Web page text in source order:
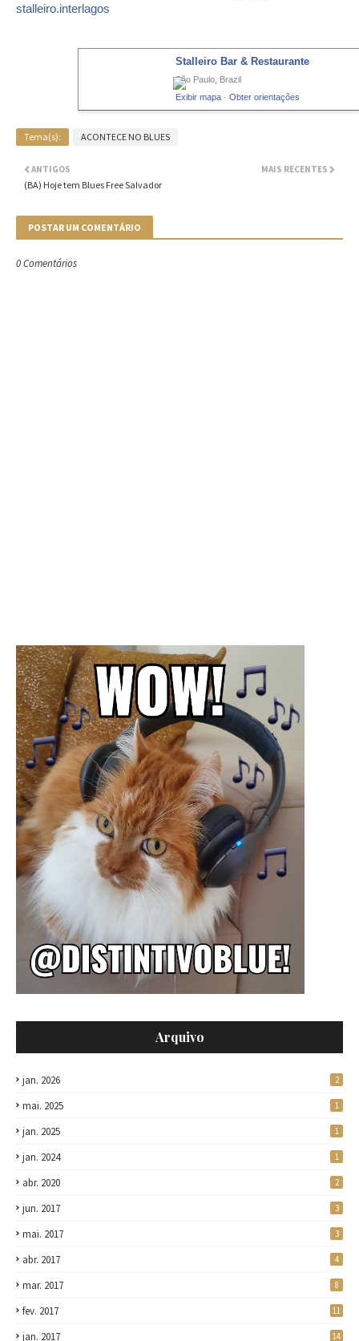
stalleiro.interlagos
Stalleiro Bar & Restaurante
São Paulo, Brazil
Exibir mapa · Obter orientações
Tema(s): ACONTECE NO BLUES
MAIS RECENTES
ANTIGOS
(BA) Hoje tem Blues Free Salvador
POSTAR UM COMENTÁRIO
0 Comentários
Arquivo
jan. 2026 2
mai. 2025 1
jan. 2025 1
jan. 2024 1
abr. 2020 2
jun. 2017 3
mai. 2017 3
abr. 2017 4
mar. 2017 8
fev. 2017 11
jan. 2017 14